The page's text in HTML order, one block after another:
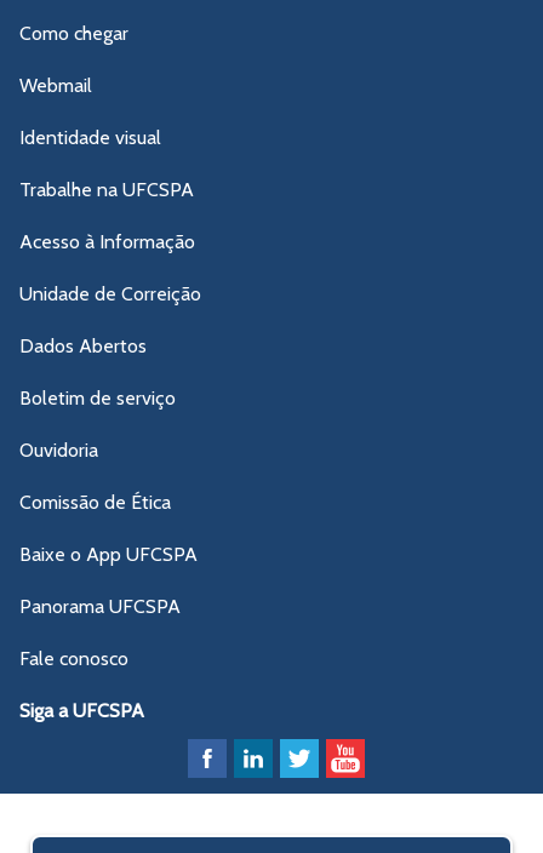
Como chegar
Webmail
Identidade visual
Trabalhe na UFCSPA
Acesso à Informação
Unidade de Correição
Dados Abertos
Boletim de serviço
Ouvidoria
Comissão de Ética
Baixe o App UFCSPA
Panorama UFCSPA
Fale conosco
Siga a UFCSPA